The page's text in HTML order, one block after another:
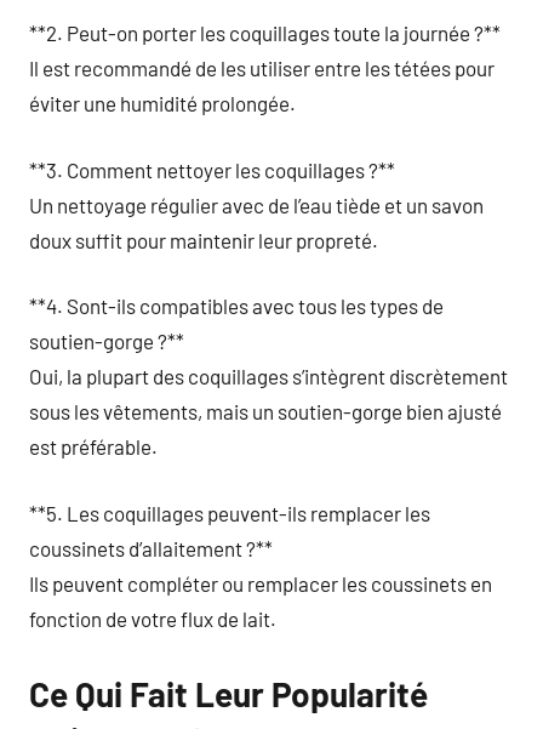
**2. Peut-on porter les coquillages toute la journée ?**
Il est recommandé de les utiliser entre les tétées pour
éviter une humidité prolongée.
**3. Comment nettoyer les coquillages ?**
Un nettoyage régulier avec de l’eau tiède et un savon
doux suffit pour maintenir leur propreté.
**4. Sont-ils compatibles avec tous les types de
soutien-gorge ?**
Oui, la plupart des coquillages s’intègrent discrètement
sous les vêtements, mais un soutien-gorge bien ajusté
est préférable.
**5. Les coquillages peuvent-ils remplacer les
coussinets d’allaitement ?**
Ils peuvent compléter ou remplacer les coussinets en
fonction de votre flux de lait.
Ce Qui Fait Leur Popularité